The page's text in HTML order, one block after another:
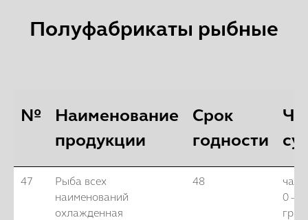
Полуфабрикаты рыбные
№
Наименование
продукции
Срок
годности
47
Рыба всех
наименований
охлажденная
48
0 - (-